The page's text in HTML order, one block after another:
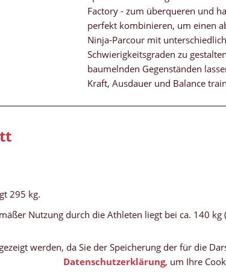
Factory - zum überqueren und
perfekt kombinieren, um einen
Ninja-Parcour mit
Schwierigkeitsgraden zu
baumelnden Gegenständen
Kraft, Ausdauer und Balance
295 kg.
Nutzung durch die Athleten liegt bei ca. 140 kg
werden, da Sie der Speicherung der für die
Datenschutzerklärung, um Ihre